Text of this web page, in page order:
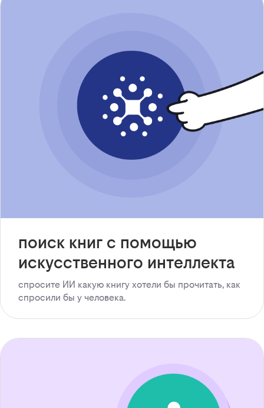
поиск книг с помощью
искусственного интеллекта
спросите ИИ какую книгу хотели бы прочитать, как
спросили бы у человека.